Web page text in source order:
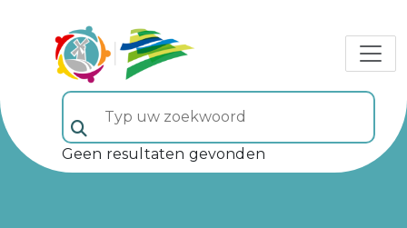
Typ uw zoekwoord (veld 5)
Geen resultaten gevonden